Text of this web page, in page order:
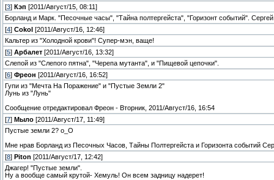
[3] Кэп [2011/Август/15, 08:11]
Борланд и Марк. "Песочные часы", "Тайна полтергейста", "Горизонт событий".
[4] Cokol [2011/Август/16, 12:46]
Кальтер из "Холодной крови"! Супер-мэн, ваще!
[5] Арбалет [2011/Август/16, 13:32]
Слепой из "Слепого пятна", "Черепа мутанта", и "Пищевой цепочки".
[6] Фреон [2011/Август/16, 16:52]
Гупи из "Мечта На Поражение" и "Пустые Земли 2"
Лунь из "Лунь"
Сообщение отредактировал Фреон - Вторник, 2011/Август/16, 16:54
[7] Мыло [2011/Август/17, 11:49]
Пустые земли 2? о_О
Мне нрав Борланд из Песочных Часов, Тайны Полтергейста и Горизонта событий
[8] Piton [2011/Август/17, 12:42]
Джагер! "Пустые земли".
Ну а вообще самый крутой- Хемуль! Он всем задницу надерет!